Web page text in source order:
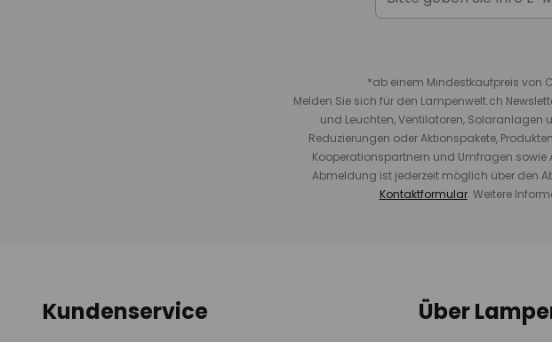
*ab einem Mindestkaufpreis von
Melden Sie sich für den Lampenwelt.ch
und Leuchten, Ventilatoren, Solaranlagen
Reduzierungen oder Aktionspakete,
Kooperationspartnern und Umfragen
Abmeldung ist jederzeit möglich über den
Kontaktformular. Weitere
Kundenservice Über